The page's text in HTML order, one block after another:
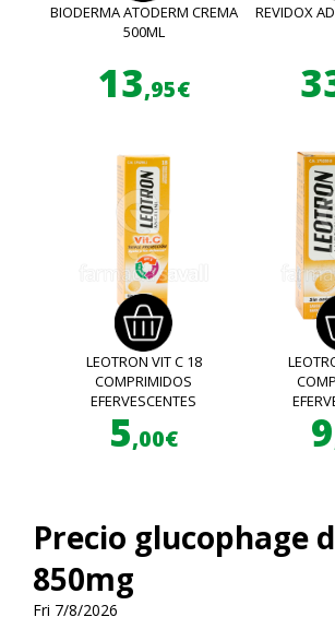
BIODERMA ATODERM CREMA
500ML
13,95€
REVIDOX
LEOTRON VIT C 18
COMPRIMIDOS
EFERVESCENTES
5,00€ 9
Precio glucophage
850mg
Fri 7/8/2026